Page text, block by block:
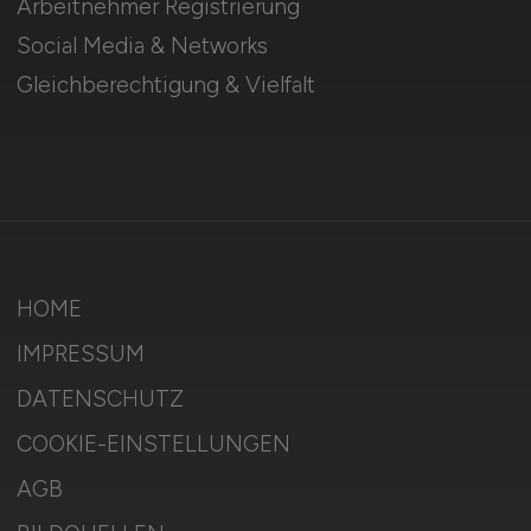
Arbeitnehmer Registrierung
Social Media & Networks
Gleichberechtigung & Vielfalt
HOME
IMPRESSUM
DATENSCHUTZ
COOKIE-EINSTELLUNGEN
AGB